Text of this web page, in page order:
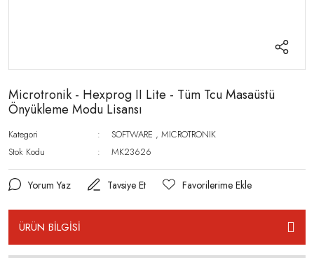
Microtronik - Hexprog II Lite - Tüm Tcu Masaüstü
Önyükleme Modu Lisansı
Kategori SOFTWARE ,MICROTRONIK
Stok Kodu
MK23626
Yorum Yaz Tavsiye Et
ÜRÜN BİLGİSİ